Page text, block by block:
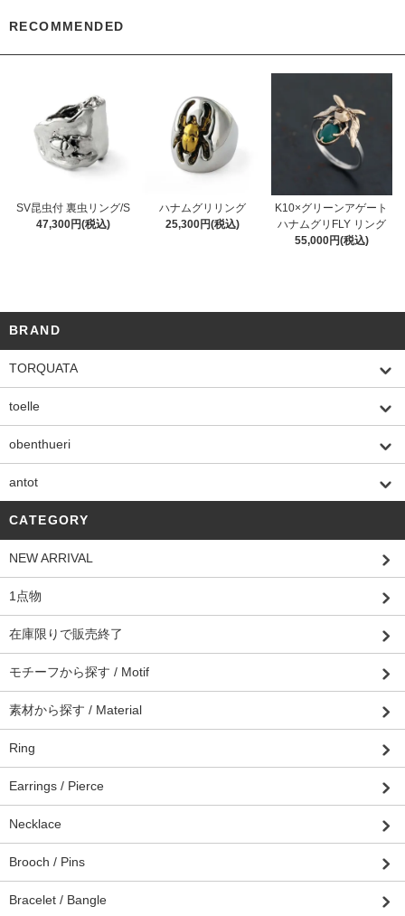
RECOMMENDED
SV昆虫付 裏虫リング/S
47,300円(税込)
ハナムグリリング
25,300円(税込)
K10×グリーンアゲート
ハナムグリFLY リング
55,000円(税込)
BRAND
TORQUATA
toelle
obenthueri
antot
CATEGORY
NEW ARRIVAL
1点物
在庫限りで販売終了
モチーフから探す / Motif
素材から探す / Material
Ring
Earrings / Pierce
Necklace
Brooch / Pins
Bracelet / Bangle